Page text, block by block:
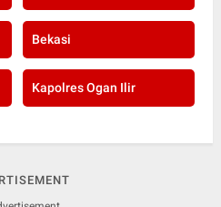
Bekasi
Kapolres Ogan Ilir